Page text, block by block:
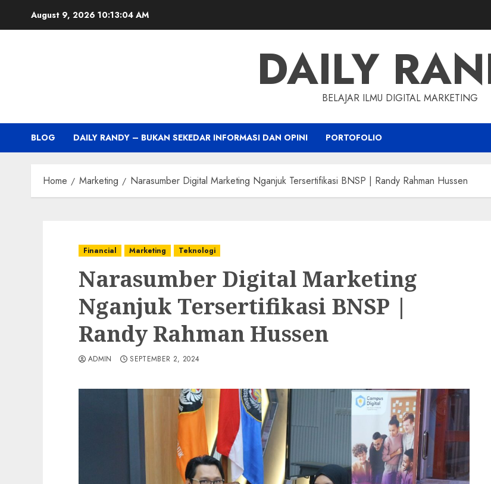
August 9, 2026 10:13:05 AM
DAILYBELAJAR ILMU DIGITAL MARKETING
BLOG DAILY RANDY – BUKAN SEKEDAR INFORMASI DAN OPINI PORTOFOLIO
Home Marketing Narasumber Digital Marketing Nganjuk Tersertifikasi BNSP | Randy Rahman Hussen
Financial Marketing Teknologi
Narasumber Digital Marketing
Nganjuk Tersertifikasi BNSP |
Randy Rahman Hussen
ADMIN SEPTEMBER 2, 2024